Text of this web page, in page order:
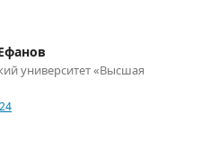
университет «Высшая